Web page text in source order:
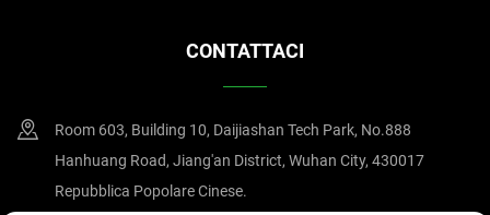
CONTATTACI
Room 603, Building 10, Daijiashan Tech Park, No.888
Hanhuang Road, Jiang'an District, Wuhan City, 430017
Repubblica Popolare Cinese.